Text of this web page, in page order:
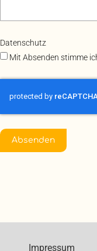
Datenschutz
Mit Absenden stimme
Absenden
Impressum